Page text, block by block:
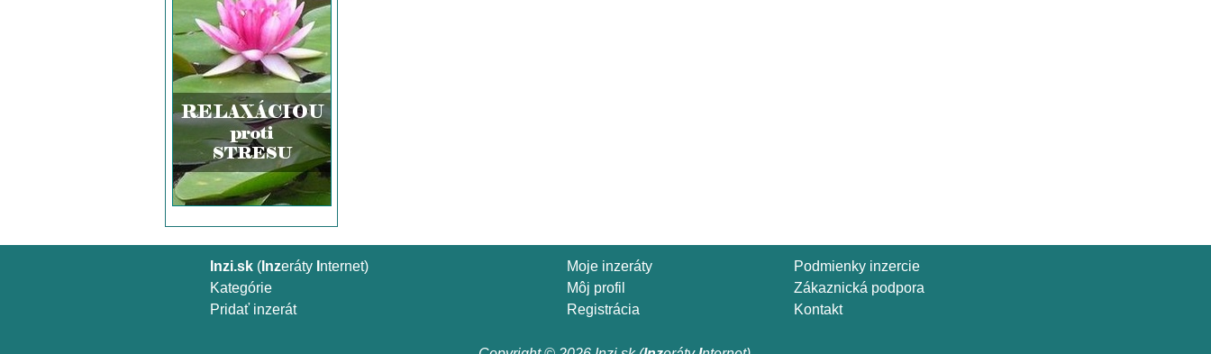
Inzi.sk(Inzeráty nternet)
Kategórie
Pridať inzerát
Moje inzeráty
Môj profil
Registrácia
Podmienky inzercie
Zákaznická podpora
Kontakt